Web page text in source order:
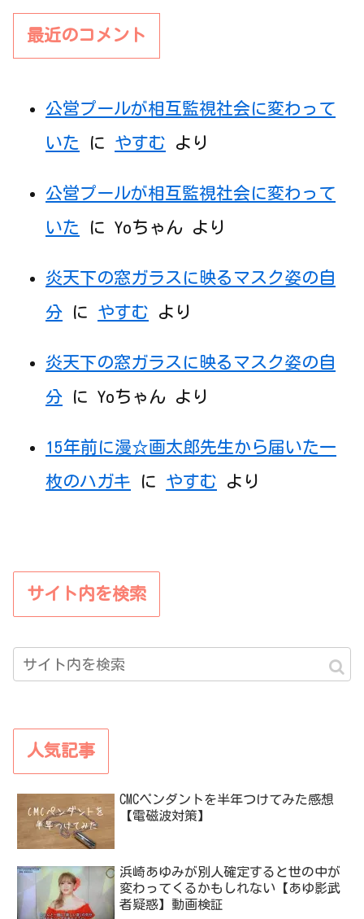
最近のコメント
公営プールが相互監視社会に変わって
いた に やすむ より
公営プールが相互監視社会に変わって
いた に Yoちゃん より
炎天下の窓ガラスに映るマスク姿の自
分 に やすむ より
炎天下の窓ガラスに映るマスク姿の自
分 に Yoちゃん より
15年前に漫☆画太郎先生から届いた一
枚のハガキ に やすむ より
サイト内を検索
人気記事
CMCペンダントを半年つけてみた感想
【電磁波対策】
浜崎あゆみが別人確定すると世の中が
変わってくるかもしれない【あゆ影武
者疑惑】動画検証